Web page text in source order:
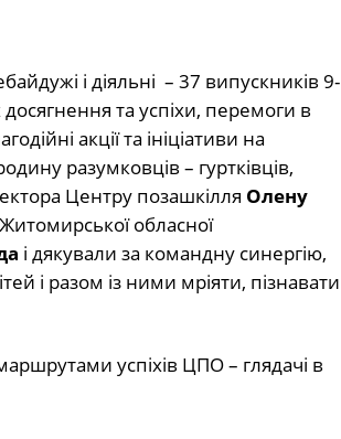
і діяльні – 37 випускників 9-
досягнення та успіхи, перемоги в
акції та ініціативи на
разумковців – гуртківців,
Центру позашкілля Олену
обласної
і дякували за командну синергію,
і разом із ними мріяти, пізнавати
успіхів ЦПО – глядачі в